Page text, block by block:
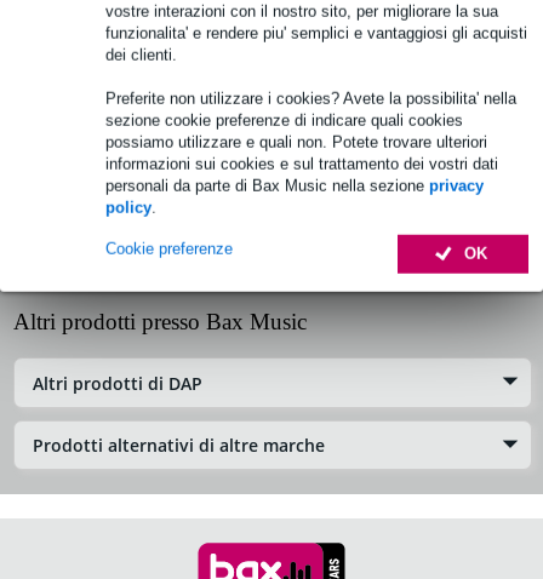
vostre interazioni con il nostro sito, per migliorare la sua
funzionalita' e rendere piu' semplici e vantaggiosi gli acquisti
dei clienti.
Preferite non utilizzare i cookies? Avete la possibilita' nella
sezione cookie preferenze di indicare quali cookies
possiamo utilizzare e quali non. Potete trovare ulteriori
informazioni sui cookies e sul trattamento dei vostri dati
personali da parte di Bax Music nella sezione privacy
policy.
OK
Cookie preferenze
DAP SPUNIW016 Woofer da 6,5 pollici per Clubmate
Cod. prodotto:OND-SPUNIW016
Informazioni sul prodotto
Specifiche
Altri prodotti presso Bax Music
Altri prodotti di DAP
Prodotti alternativi di altre marche